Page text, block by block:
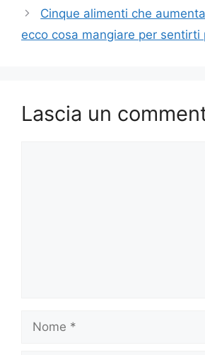
Cinque alimenti che
ecco cosa mangiare per sentirti
Lascia un